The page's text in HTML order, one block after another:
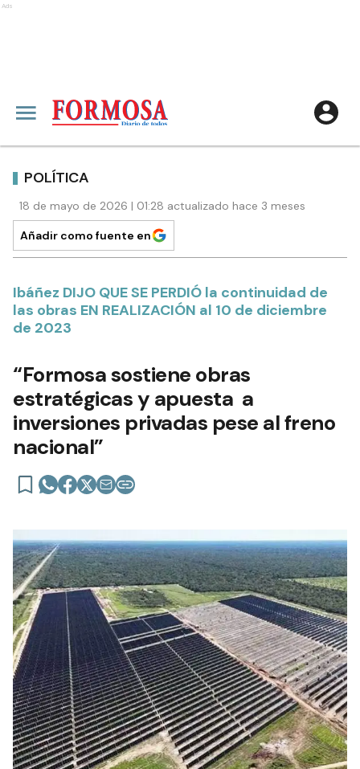
Ads
POLÍTICA
18 de mayo de 2026 | 01:28 actualizado hace 3 meses
Añadir como fuente en
Ibáñez DIJO QUE SE PERDIÓ la continuidad de
las obras EN REALIZACIÓN al 10 de diciembre
de 2023
“Formosa sostiene obras
estratégicas y apuesta a
inversiones privadas pese al freno
nacional”